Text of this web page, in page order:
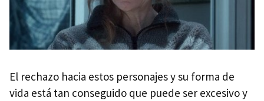
El rechazo hacia estos personajes y su forma de
vida está tan conseguido que puede ser excesivo y